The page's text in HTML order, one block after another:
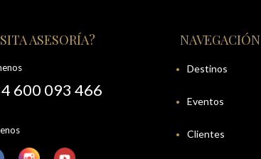
ASESORÍA?
600 093 466
NAVEGACIÓN
Destinos
Eventos
Clientes